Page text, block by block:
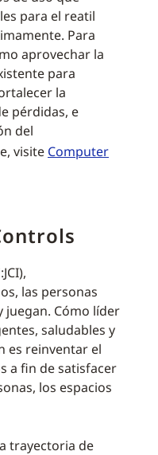
para el reatil
Para
aprovechar la
para
la
pérdidas, e
del
visite Computer
las personas
juegan. Cómo líder
saludables y
es reinventar el
a fin de satisfacer
los espacios
trayectoria de